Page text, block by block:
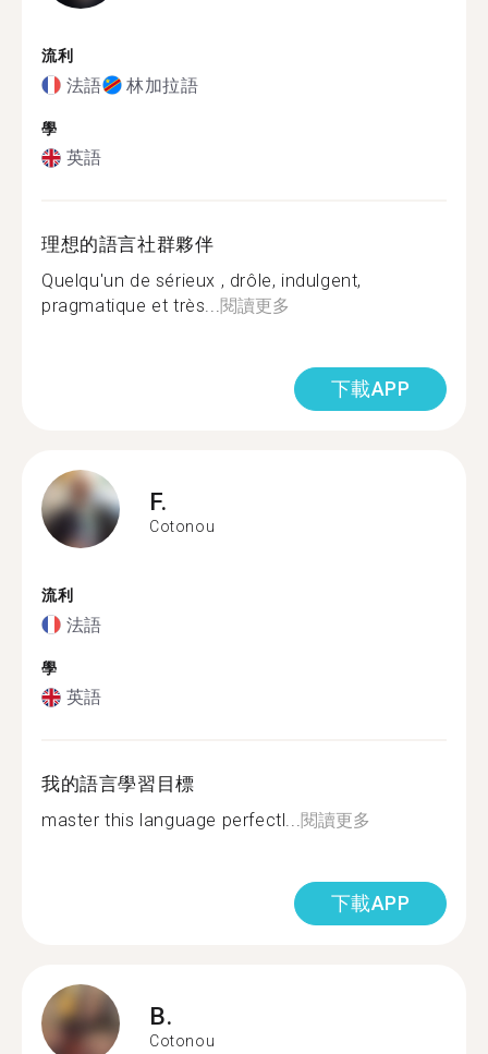
流利
法語 林加拉語
學
英語
理想的語言社群夥伴
Quelqu'un de sérieux , drôle, indulgent,
pragmatique et très...閱讀更多
下載APP
F.
Cotonou
流利
法語
學
英語
我的語言學習目標
master this language perfectl...閱讀更多
下載APP
B.
Cotonou